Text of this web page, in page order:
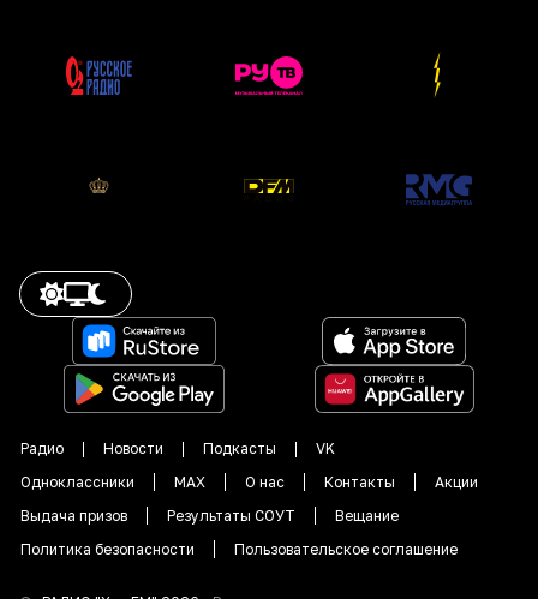
Радио Новости Подкасты
VK
Одноклассники
MAX О нас Контакты
Акции
Выдача призов
Результаты СОУТ
Вещание
Политика безопасности
Пользовательское соглашение